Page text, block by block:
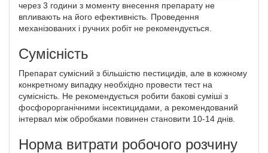
через 3 години з моменту внесення препарату не
впливають на його ефективність. Проведення
механізованих і ручних робіт не рекомендується.
Сумісність
Препарат сумісний з більшістю пестицидів, але в кожному
конкретному випадку необхідно провести тест на
сумісність. Не рекомендується робити бакові суміші з
фосфорорганічними інсектицидами, а рекомендований
інтервал між обробками повинен становити 10-14 днів.
Норма витрати робочого розчину